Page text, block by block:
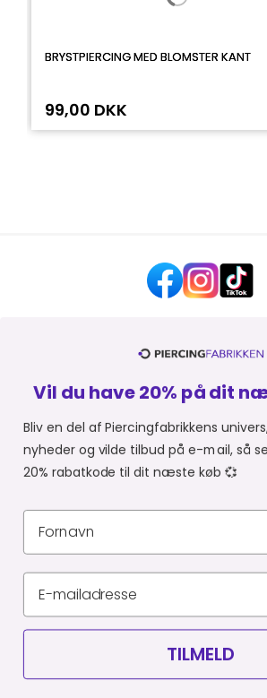
BRYSTPIERCING MED BLOMSTER KANT
99,00 DKK
HJÆLP OG KONTAKT
MER FRA
SHOPPER FRA:Du er i
© Piercingfabrikken.dk 2026
CVR 34903727
Privatlivspolitik
Vil du have 20% på dit
Bliv en del af Piercingfabrikkens
nyheder og vilde tilbud på e-mail, så
20% rabatkode til dit næste køb 💞
TILMELD